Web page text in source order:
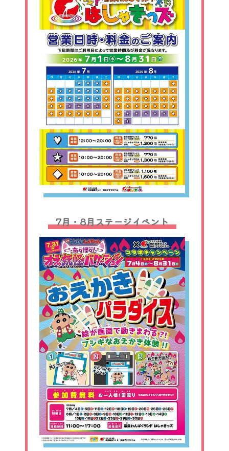
7月・8月ステージイベント